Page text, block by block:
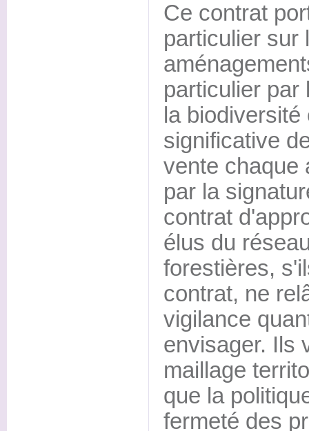
Ce contrat
particulier sur
particulier par
la
significative
vente chaque
par la
contrat
élus du
forestières,
contrat, ne
vigilance
envisager. Ils
maillage
que la
fermeté des